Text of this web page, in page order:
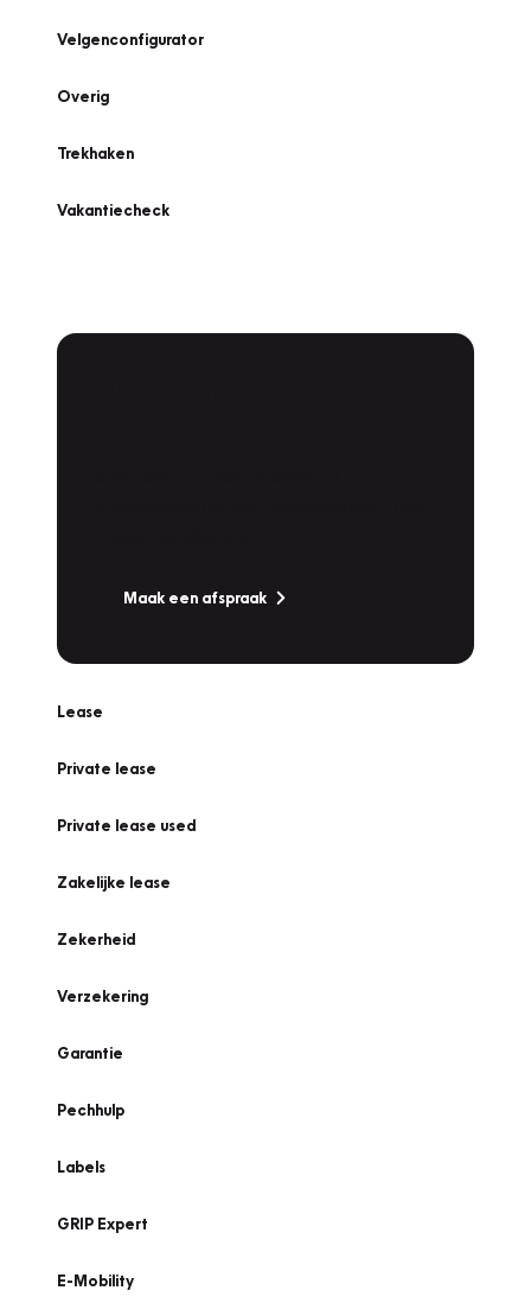
Velgenconfigurator
Overig
Trekhaken
Vakantiecheck
Maak een afspraak
Lease
Private lease
Private lease used
Zakelijke lease
Zekerheid
Verzekering
Garantie
Pechhulp
Labels
GRIP Expert
E-Mobility